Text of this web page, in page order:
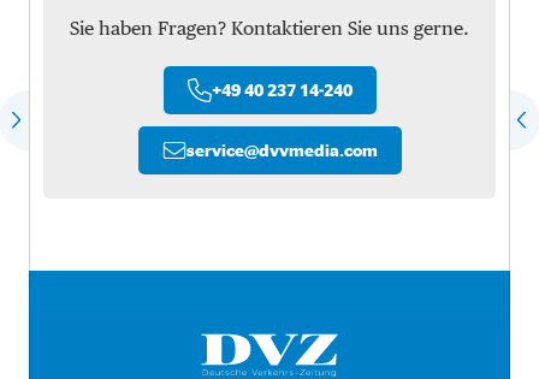
Sie haben Fragen? Kontaktieren Sie uns gerne.
+49 40 237 14-240
service@dvvmedia.com